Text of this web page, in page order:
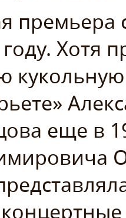
Хотя
еще в